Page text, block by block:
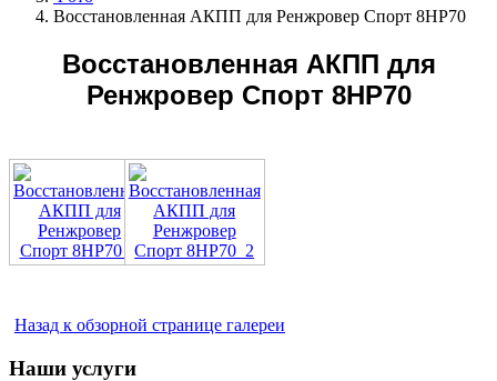
Восстановленная АКПП для Ренжровер Спорт 8HP70
Восстановленная АКПП для
Ренжровер Спорт 8HP70
Назад к обзорной странице галереи
Наши услуги